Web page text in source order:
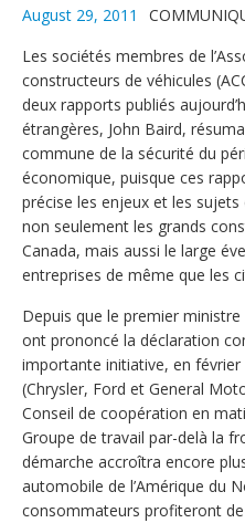
August 29, 2011
Les sociétés membres de
constructeurs de véhicules
deux rapports publiés
étrangères, John Baird,
commune de la sécurité du
économique, puisque ces
précise les enjeux et les
non seulement les grands
Canada, mais aussi le large
entreprises de même que les
Depuis que le premier
ont prononcé la déclaration
importante initiative, en février
(Chrysler, Ford et General
Conseil de coopération en
Groupe de travail par-delà la
démarche accroîtra encore
automobile de l’Amérique du
consommateurs profiteront